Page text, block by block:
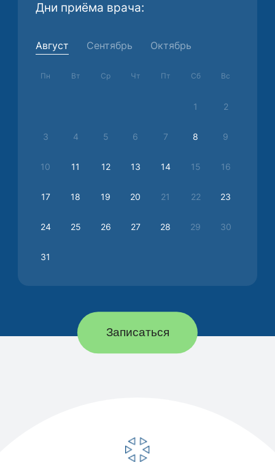
Дни приёма врача:
Август Сентябрь Октябрь
Пн Вт Ср Чт Пт Сб Вс
1 2
3 4 5 6 7 8 9
10 11 12 13 14 15 16
17 18 19 20 21 22 23
24 25 26 27 28 29 30
31
Записаться